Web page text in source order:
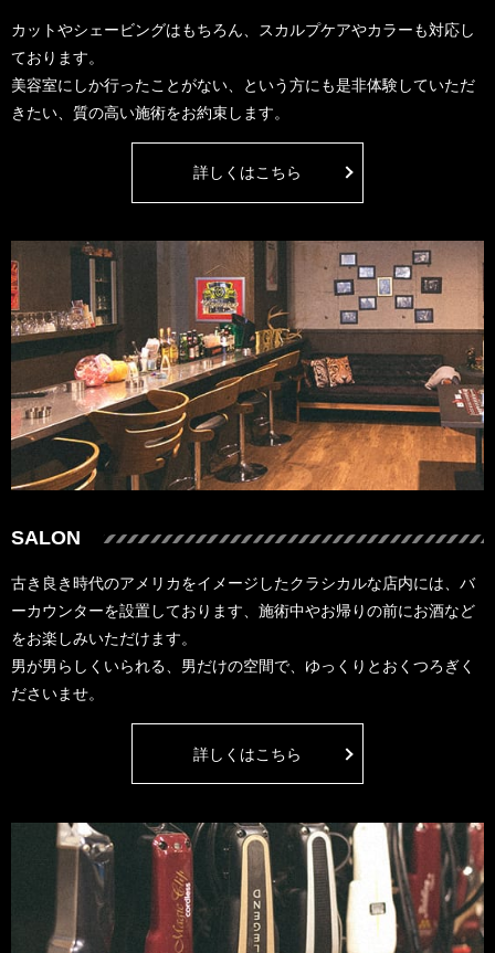
カットやシェービングはもちろん、スカルプケアやカラーも対応し
ております。
美容室にしか行ったことがない、という方にも是非体験していただ
きたい、質の高い施術をお約束します。
詳しくはこちら
SALON
古き良き時代のアメリカをイメージしたクラシカルな店内には、バ
ーカウンターを設置しております、施術中やお帰りの前にお酒など
をお楽しみいただけます。
男が男らしくいられる、男だけの空間で、ゆっくりとおくつろぎく
ださいませ。
詳しくはこちら